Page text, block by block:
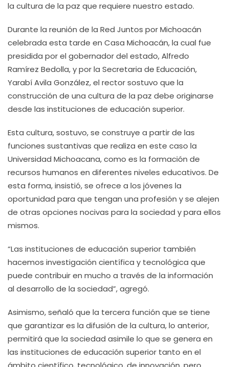
la cultura de la paz que requiere nuestro estado.
Durante la reunión de la Red Juntos por Michoacán
celebrada esta tarde en Casa Michoacán, la cual fue
presidida por el gobernador del estado, Alfredo
Ramírez Bedolla, y por la Secretaria de Educación,
Yarabí Avila González, el rector sostuvo que la
construcción de una cultura de la paz debe originarse
desde las instituciones de educación superior.
Esta cultura, sostuvo, se construye a partir de las
funciones sustantivas que realiza en este caso la
Universidad Michoacana, como es la formación de
recursos humanos en diferentes niveles educativos. De
esta forma, insistió, se ofrece a los jóvenes la
oportunidad para que tengan una profesión y se alejen
de otras opciones nocivas para la sociedad y para ellos
mismos.
“Las instituciones de educación superior también
hacemos investigación científica y tecnológica que
puede contribuir en mucho a través de la información
al desarrollo de la sociedad”, agregó.
Asimismo, señaló que la tercera función que se tiene
que garantizar es la difusión de la cultura, lo anterior,
permitirá que la sociedad asimile lo que se genera en
las instituciones de educación superior tanto en el